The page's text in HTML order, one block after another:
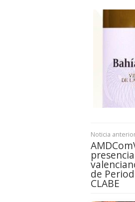
Noticia
de
CLABE